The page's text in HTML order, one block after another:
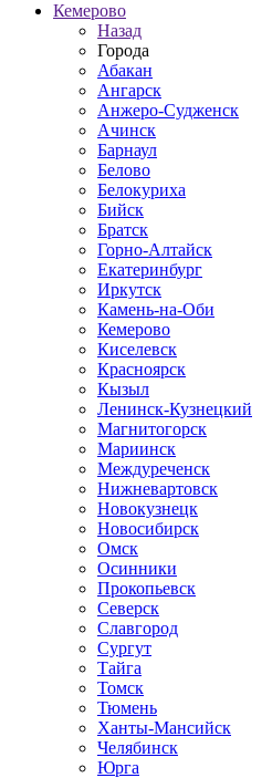
Кемерово
Назад
Города
Абакан
Ангарск
Анжеро-Судженск
Ачинск
Барнаул
Белово
Белокуриха
Бийск
Братск
Горно-Алтайск
Екатеринбург
Иркутск
Камень-на-Оби
Кемерово
Киселевск
Красноярск
Кызыл
Ленинск-Кузнецкий
Магнитогорск
Мариинск
Междуреченск
Нижневартовск
Новокузнецк
Новосибирск
Омск
Осинники
Прокопьевск
Северск
Славгород
Сургут
Тайга
Томск
Тюмень
Ханты-Мансийск
Челябинск
Юрга